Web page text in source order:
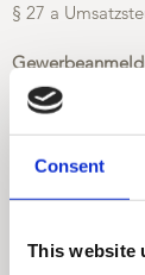
Consent
This website
§ 27 a
Die
GewO wurde am
40591